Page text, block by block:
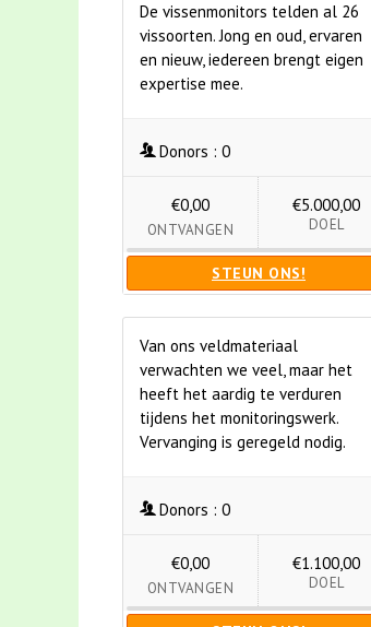
De vissenmonitors telden al 26
vissoorten. Jong en oud, ervaren
en nieuw, iedereen brengt eigen
expertise mee.
Donors : 0
€0,00
ONTVANGEN
€5.000,00
DOEL
STEUN ONS!
Van ons veldmateriaal
verwachten we veel, maar het
heeft het aardig te verduren
tijdens het monitoringswerk.
Vervanging is geregeld nodig.
Donors : 0
€0,00
ONTVANGEN
€1.100,00
DOEL